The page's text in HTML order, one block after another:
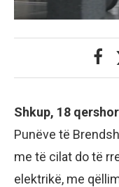
Shkup, 18
Punëve të
me të cilat do të
elektrikë, me